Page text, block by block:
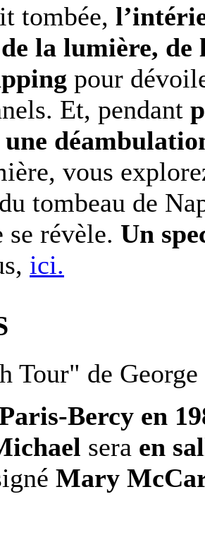
tombée,
la lumière,
pour
Et, pendant
une
vous
tombeau de
révèle. Un
ici.
Tour" de
Bercy en
sera en
Mary